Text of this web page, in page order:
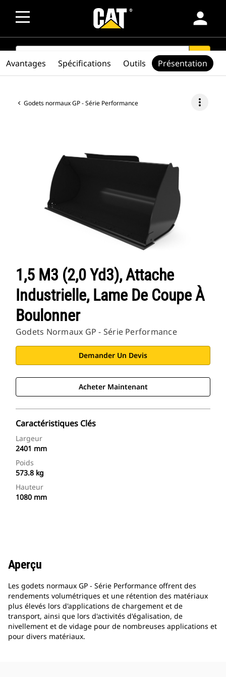
person
SEARCH search
Godets normaux GP - Série Performance more_vert
1,5 M3 (2,0 Yd3), Attache
Industrielle, Lame De Coupe À
Boulonner
Godets Normaux GP - Série Performance
Demander Un Devis
Acheter Maintenant
Caractéristiques Clés
Largeur
2401 mm
Poids
573.8 kg
Hauteur
1080 mm
Avantages Spécifications Outils Présentation
Aperçu
Les godets normaux GP - Série Performance offrent des
rendements volumétriques et une rétention des matériaux
plus élevés lors d'applications de chargement et de
transport, ainsi que lors d'activités d'égalisation, de
nivellement et de vidage pour de nombreuses applications et
pour divers matériaux.